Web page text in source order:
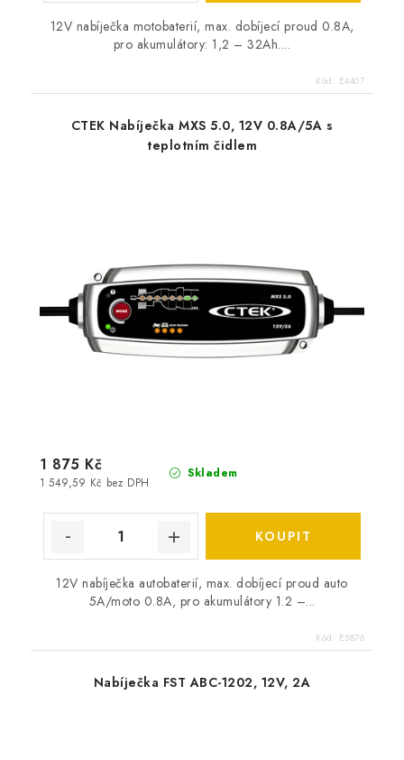
12V nabíječka motobaterií, max. dobíjecí proud 0.8A,
pro akumulátory: 1,2 – 32Ah....
Kód: E4407
CTEK Nabíječka MXS 5.0, 12V 0.8A/5A s
teplotním čidlem
Skladem
1 549,59 Kč bez DPH
1 875 Kč
12V nabíječka autobaterií, max. dobíjecí proud auto
5A/moto 0.8A, pro akumulátory 1.2 –...
Kód: E5876
Nabíječka FST ABC-1202, 12V, 2A